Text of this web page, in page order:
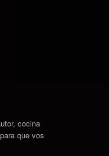
cocina
que vos